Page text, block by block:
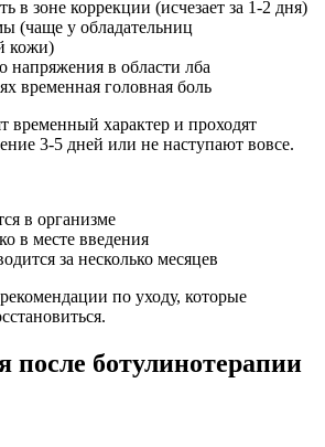
в зоне коррекции (исчезает за 1-2 дня)
(чаще у обладательниц
кожи)
напряжения в области лба
временная головная боль
временный характер и проходят
3-5 дней или не наступают вовсе.
в организме
в месте введения
за несколько месяцев
по уходу, которые
после ботулинотерапии